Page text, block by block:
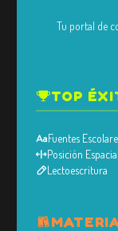
Tu portal de
TOP
Fuentes
Posición Espacial
Lectoescritura